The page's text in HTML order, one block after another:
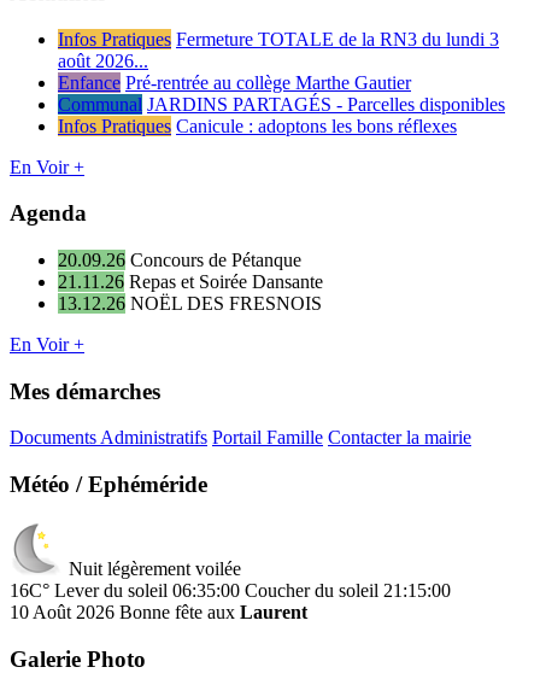
Infos Pratiques Fermeture TOTALE de la RN3 du lundi 3
août 2026...
Enfance Pré-rentrée au collège Marthe Gautier
Communal JARDINS PARTAGÉS - Parcelles disponibles
Infos Pratiques Canicule : adoptons les bons réflexes
En Voir +
Agenda
20.09.26 Concours de Pétanque
21.11.26 Repas et Soirée Dansante
13.12.26 NOËL DES FRESNOIS
En Voir +
Mes démarches
Documents Administratifs Portail Famille Contacter la mairie
Météo / Ephéméride
Nuit légèrement voilée
16C° Lever du soleil 06:35:00 Coucher du soleil 21:15:00
10 Août 2026 Bonne fête aux Laurent
Galerie Photo